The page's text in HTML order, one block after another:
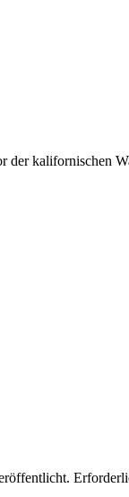
der kalifornischen